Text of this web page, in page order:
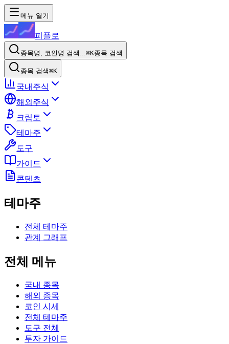
메뉴 열기
피플로
종목명, 코인명 검색...⌘K종목 검색
종목 검색⌘K
국내주식
해외주식
크립토
테마주
도구
가이드
콘텐츠
테마주
전체 테마주
관계 그래프
전체 메뉴
국내 종목
해외 종목
코인 시세
전체 테마주
도구 전체
투자 가이드